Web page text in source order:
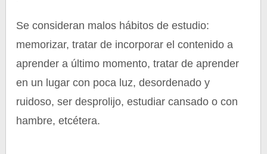
Se consideran malos hábitos de estudio:
memorizar, tratar de incorporar el contenido a
aprender a último momento, tratar de aprender
en un lugar con poca luz, desordenado y
ruidoso, ser desprolijo, estudiar cansado o con
hambre, etcétera.